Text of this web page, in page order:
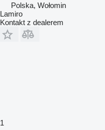
Polska, Wołomin
Lamiro
Kontakt z dealerem
1